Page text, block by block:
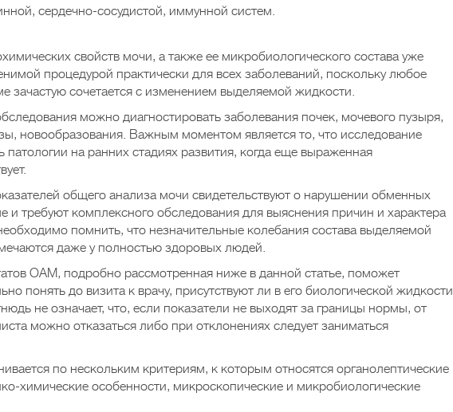
сердечно-сосудистой, иммунной систем.
свойств мочи, а также ее микробиологического состава уже
процедурой практически для всех заболеваний, поскольку любое
зачастую сочетается с изменением выделяемой жидкости.
можно диагностировать заболевания почек, мочевого пузыря,
новообразования. Важным моментом является то, что исследование
патологии на ранних стадиях развития, когда еще выраженная
общего анализа мочи свидетельствуют о нарушении обменных
и требуют комплексного обследования для выяснения причин и характера
помнить, что незначительные колебания состава выделяемой
даже у полностью здоровых людей.
ОАМ, подробно рассмотренная ниже в данной статье, поможет
понять до визита к врачу, присутствуют ли в его биологической жидкости
не означает, что, если показатели не выходят за границы нормы, от
можно отказаться либо при отклонениях следует заниматься
по нескольким критериям, к которым относятся органолептические
химические особенности, микроскопические и микробиологические